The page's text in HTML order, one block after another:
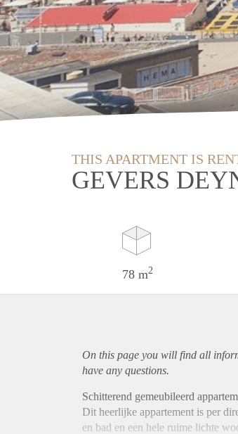
THIS APARTMENT IS
GEVERS
78 m2
On this page you will find all
have any questions.
Schitterend gemeubileerd
Dit heerlijke appartement is per
en bad en een hele ruime lichte